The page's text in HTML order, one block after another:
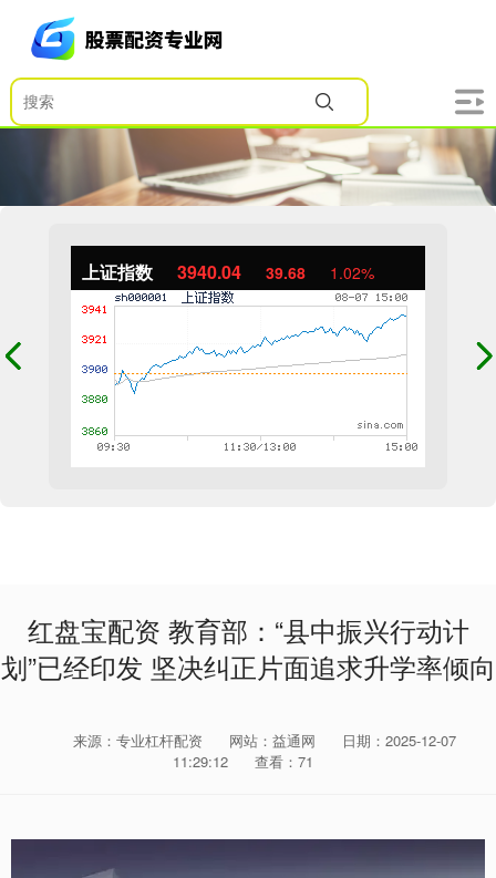
上证指数 3940.04 39.68 1.02%
红盘宝配资 教育部：“县中振兴行动计
划”已经印发 坚决纠正片面追求升学率倾向
来源：专业杠杆配资 网站：益通网
日期：2025-12-07
11:29:12
查看：71